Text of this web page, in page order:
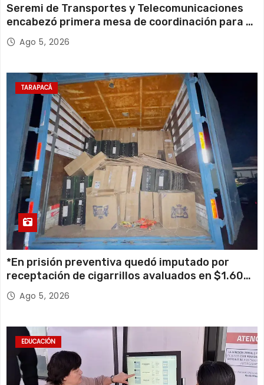
Seremi de Transportes y Telecomunicaciones
encabezó primera mesa de coordinación para el
retiro de cables en desuso en Iquique
Ago 5, 2026
TARAPACÁ
*En prisión preventiva quedó imputado por
receptación de cigarrillos avaluados en $1.600
millones*
Ago 5, 2026
EDUCACIÓN